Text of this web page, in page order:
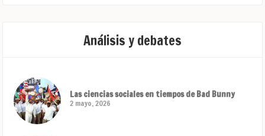
Análisis y debates
Las ciencias sociales en tiempos de Bad Bunny
2 mayo, 2026